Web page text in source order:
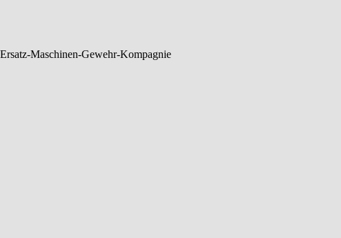
Maschinen-Gewehr-Kompagnie